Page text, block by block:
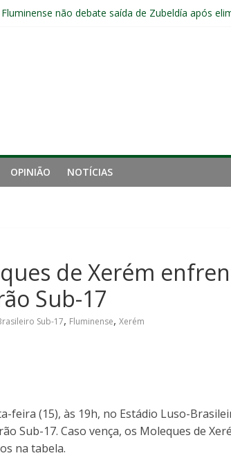
após eliminação para o Vasco
do Fluminense para seis jogos, a pior sequência
de Zubeldía e o risco de jogar o ano do Flu no
OPINIÃO NOTÍCIAS
de Xerém
Sub-17
Sub-17, Fluminense, Xerém
feira (15), às 19h, no Estádio Luso-
Sub-17. Caso vença, os Moleques de
na tabela.